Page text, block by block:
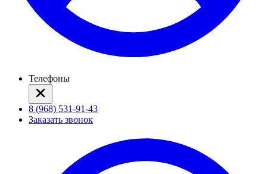
Телефоны
8 (968) 531-91-43
Заказать звонок